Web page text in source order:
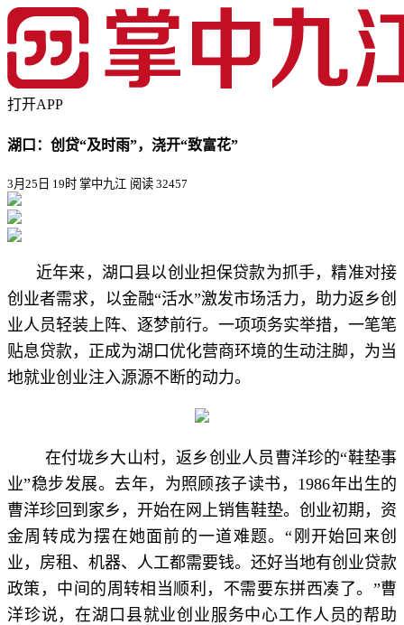
打开APP
湖口：创贷“及时雨”，浇开“致富花”
3月25日 19时 掌中九江 阅读 32457
近年来，湖口县以创业担保贷款为抓手，精准对接
创业者需求，以金融“活水”激发市场活力，助力返乡创
业人员轻装上阵、逐梦前行。一项项务实举措，一笔笔
贴息贷款，正成为湖口优化营商环境的生动注脚，为当
地就业创业注入源源不断的动力。
在付垅乡大山村，返乡创业人员曹洋珍的“鞋垫事
业”稳步发展。去年，为照顾孩子读书，1986年出生的
曹洋珍回到家乡，开始在网上销售鞋垫。创业初期，资
金周转成为摆在她面前的一道难题。“刚开始回来创
业，房租、机器、人工都需要钱。还好当地有创业贷款
政策，中间的周转相当顺利，不需要东拼西凑了。”曹
洋珍说，在湖口县就业创业服务中心工作人员的帮助